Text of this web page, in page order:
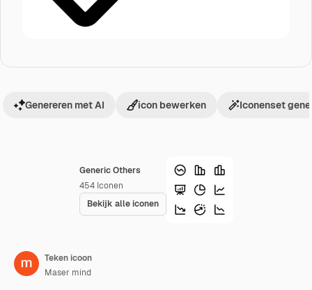
Generic Others
454 Iconen
Bekijk alle iconen
Genereren met AI icon bewerken Iconenset
Teken icoon
Maser mind